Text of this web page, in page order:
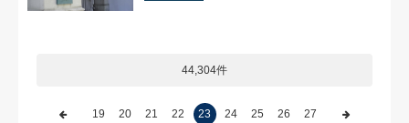
44,304件
19 20 21 22 23 24 25 26 27